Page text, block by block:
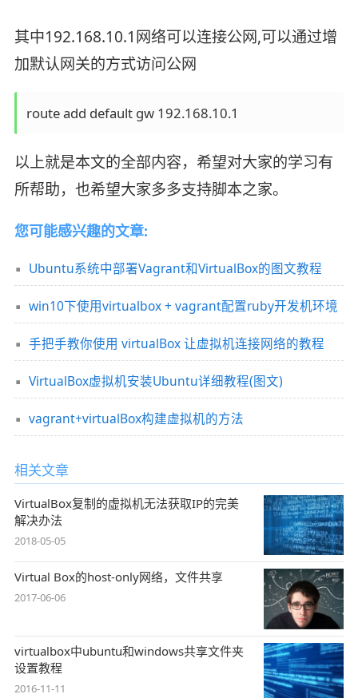
其中192.168.10.1网络可以连接公网,可以通过增
加默认网关的方式访问公网
route add default gw 192.168.10.1
以上就是本文的全部内容，希望对大家的学习有
所帮助，也希望大家多多支持脚本之家。
您可能感兴趣的文章:
Ubuntu系统中部署Vagrant和VirtualBox的图文教程
win10下使用virtualbox + vagrant配置ruby开发机环境
手把手教你使用 virtualBox 让虚拟机连接网络的教程
VirtualBox虚拟机安装Ubuntu详细教程(图文)
vagrant+virtualBox构建虚拟机的方法
相关文章
VirtualBox复制的虚拟机无法获取IP的完美
解决办法
2018-05-05
Virtual Box的host-only网络，文件共享
2017-06-06
virtualbox中ubuntu和windows共享文件夹
设置教程
2016-11-11